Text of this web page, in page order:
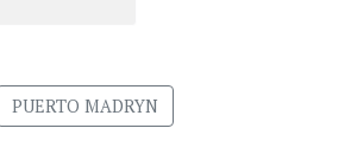
PUERTO MADRYN